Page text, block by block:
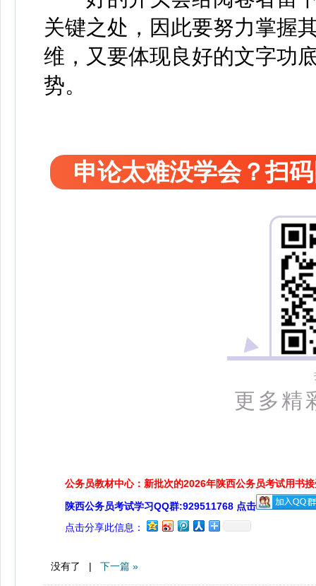
关键之处，因此要努力掌握
维，又要体现良好的文字功
势。
申论太难没学会？扫
更多精
公务员教材中心：新批次的2026年陕西公务员考试用书
陕西公务员考试学习QQ群:929511768 点击
点击分享此信息：
没有了 | 下一篇 »